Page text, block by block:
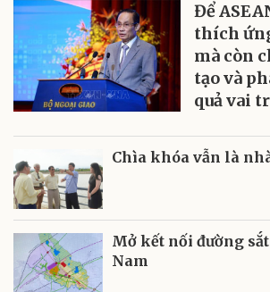
Để
thích
mà còn
tạo và
quả vai
Chìa khóa vẫn là
Mở kết nối đường sắt
Nam